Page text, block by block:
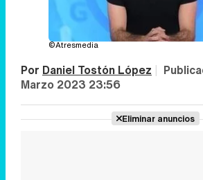
©Atresmedia
Por Daniel Tostón López |
Marzo 2023 23:56
Eliminar anuncios